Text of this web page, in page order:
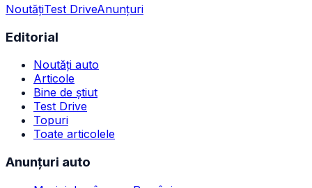
NoutățiTest DriveAnunțuri
Editorial
Noutăți auto
Articole
Bine de știut
Test Drive
Topuri
Toate articolele
Anunțuri auto